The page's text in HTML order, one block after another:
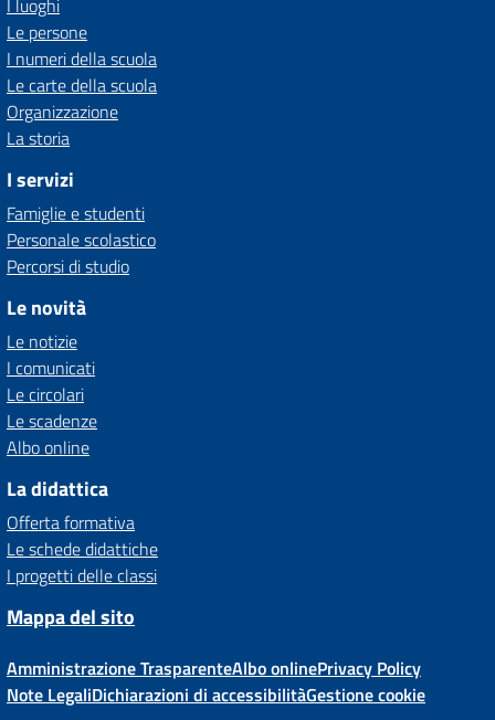
I luoghi
Le persone
I numeri della scuola
Le carte della scuola
Organizzazione
La storia
I servizi
Famiglie e studenti
Personale scolastico
Percorsi di studio
Le novità
Le notizie
I comunicati
Le circolari
Le scadenze
Albo online
La didattica
Offerta formativa
Le schede didattiche
I progetti delle classi
Mappa del sito
Amministrazione TrasparenteAlbo onlinePrivacy Policy
Note LegaliDichiarazioni di accessibilitàGestione cookie